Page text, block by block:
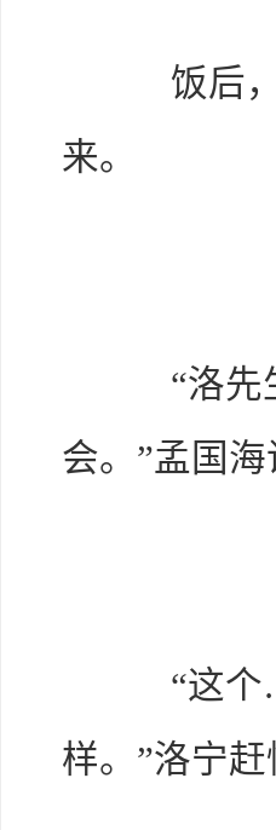
饭后，
来。
“洛先生
会。”孟国海
“这个
样。”洛宁赶